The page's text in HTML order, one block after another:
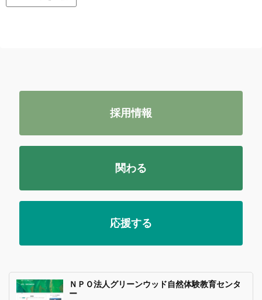
採用情報
関わる
応援する
ＮＰＯ法人グリーンウッド自然体験教育センタ
ー